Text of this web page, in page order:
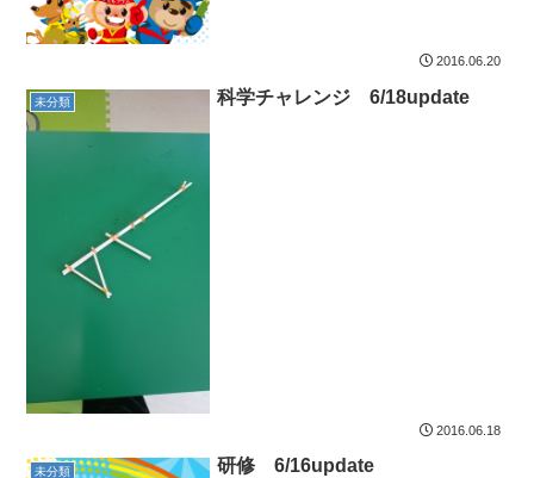
2016.06.20
未分類 科学チャレンジ 6/18update
2016.06.18
未分類 研修 6/16update